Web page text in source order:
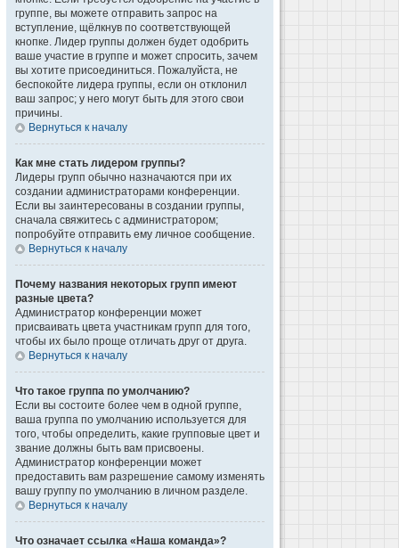
группе, вы можете отправить запрос на
вступление, щёлкнув по соответствующей
кнопке. Лидер группы должен будет одобрить
ваше участие в группе и может спросить, зачем
вы хотите присоединиться. Пожалуйста, не
беспокойте лидера группы, если он отклонил
ваш запрос; у него могут быть для этого свои
причины.
Вернуться к началу
Как мне стать лидером группы?
Лидеры групп обычно назначаются при их
создании администраторами конференции.
Если вы заинтересованы в создании группы,
сначала свяжитесь с администратором;
попробуйте отправить ему личное сообщение.
Вернуться к началу
Почему названия некоторых групп имеют
разные цвета?
Администратор конференции может
присваивать цвета участникам групп для того,
чтобы их было проще отличать друг от друга.
Вернуться к началу
Что такое группа по умолчанию?
Если вы состоите более чем в одной группе,
ваша группа по умолчанию используется для
того, чтобы определить, какие групповые цвет и
звание должны быть вам присвоены.
Администратор конференции может
предоставить вам разрешение самому изменять
вашу группу по умолчанию в личном разделе.
Вернуться к началу
Что означает ссылка «Наша команда»?